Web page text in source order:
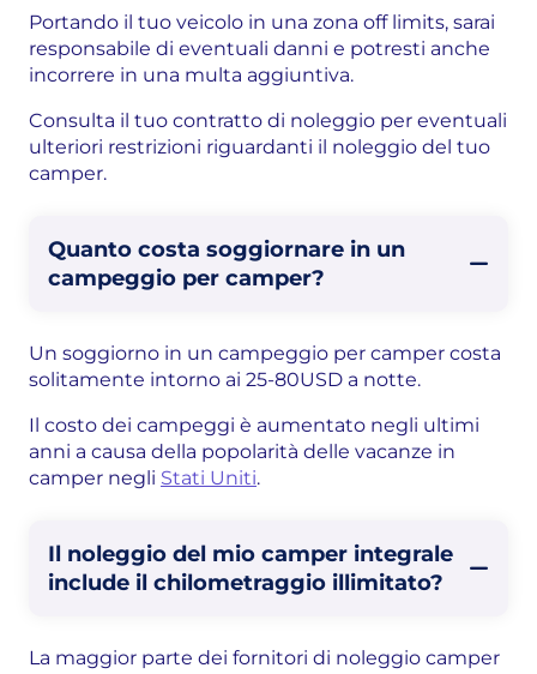
Portando il tuo veicolo in una zona off limits, sarai
responsabile di eventuali danni e potresti anche
incorrere in una multa aggiuntiva.
Consulta il tuo contratto di noleggio per eventuali
ulteriori restrizioni riguardanti il noleggio del tuo
camper.
Quanto costa soggiornare in un
campeggio per camper?
Un soggiorno in un campeggio per camper costa
solitamente intorno ai 25-80USD a notte.
Il costo dei campeggi è aumentato negli ultimi
anni a causa della popolarità delle vacanze in
camper negli Stati Uniti.
Il noleggio del mio camper integrale
include il chilometraggio illimitato?
La maggior parte dei fornitori di noleggio camper